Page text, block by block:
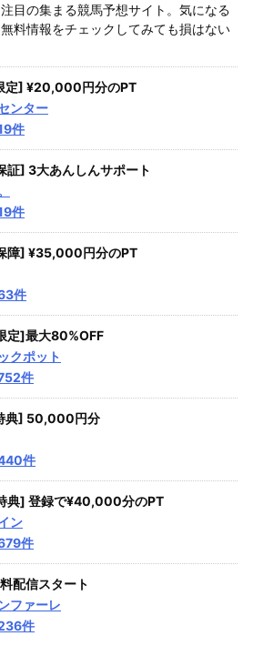
目の集まる競馬予想サイト。気になる
料情報をチェックしてみても損はない
定] ¥20,000円分のPT
ンター
件
証] 3大あんしんサポート
件
障] ¥35,000円分のPT
件
定]最大80%OFF
クポット
件
典] 50,000円分
件
典] 登録で¥40,000分のPT
ン
件
配信スタート
ファーレ
件